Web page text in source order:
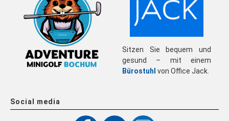
Sitzen Sie bequem und
gesund – mit einem
Bürostuhl von Office Jack.
Social media